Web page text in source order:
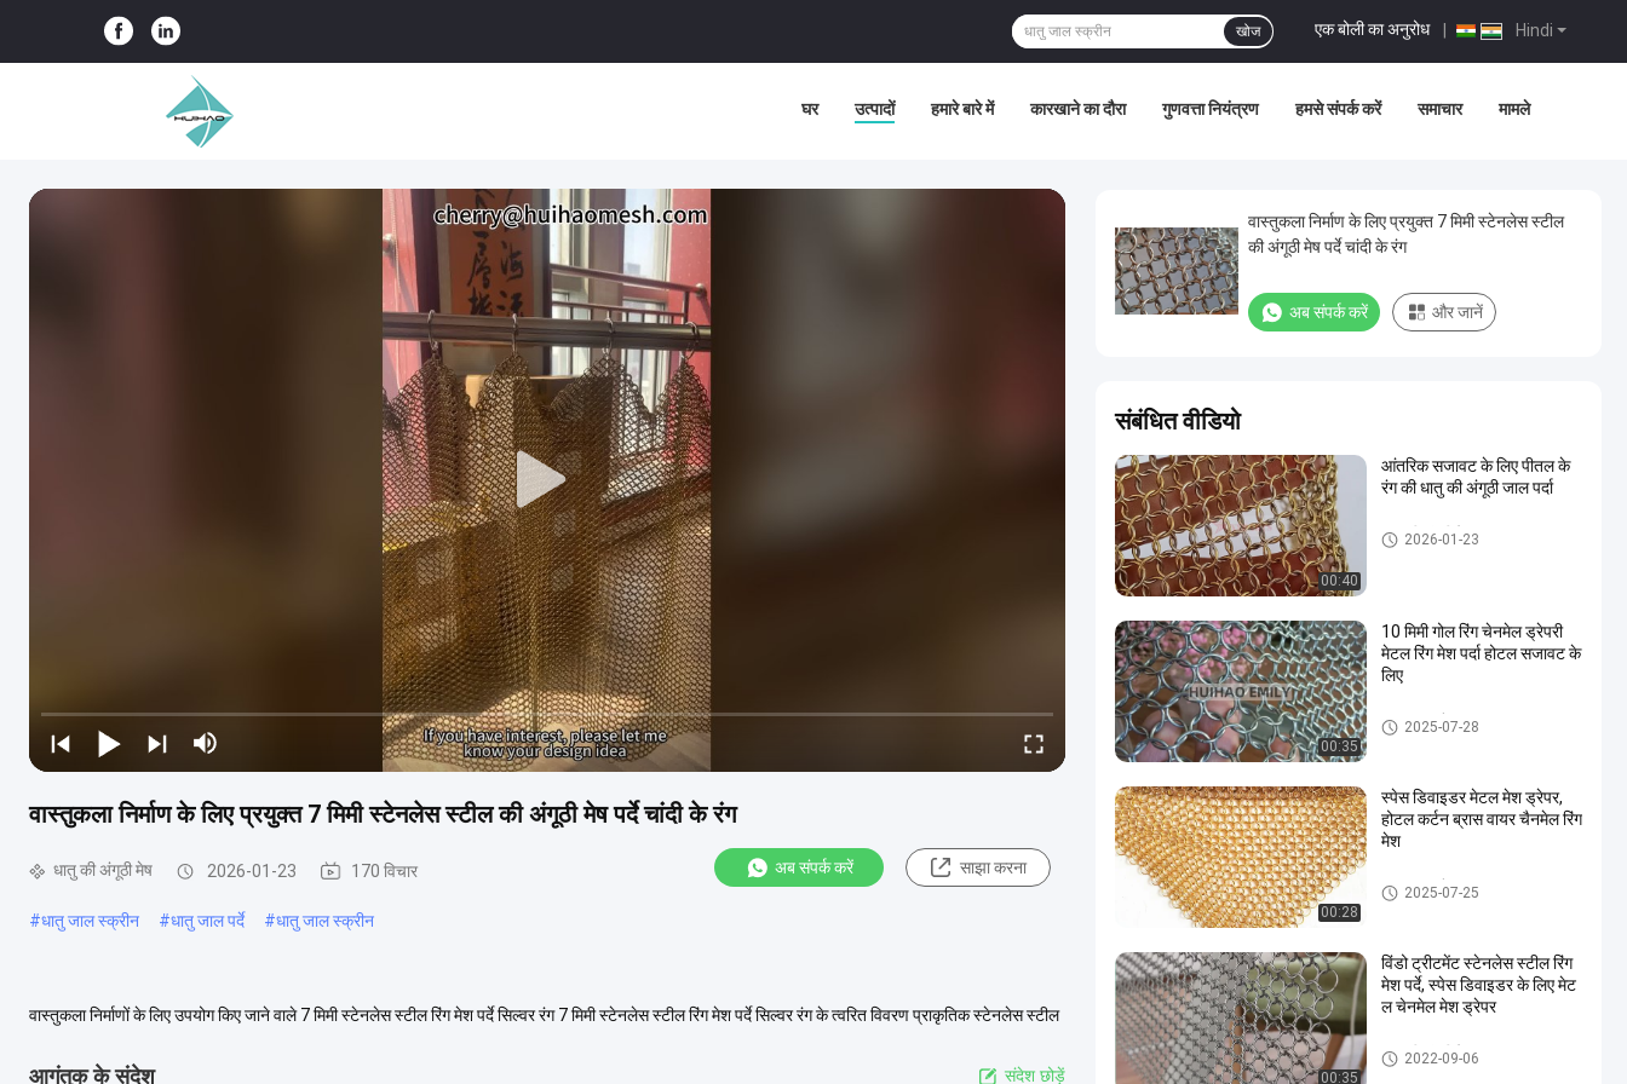
Hindi
एक बोली का अनुरोध
खोज
घर उत्पादों हमारे बारे में कारखाने का दौरा गुणवत्ता नियंत्रण हमसे संपर्क करें समाचार मामले
वास्तुकला निर्माण के लिए प्रयुक्त 7 मिमी स्टेनलेस स्टील की अंगूठी मेष पर्दे चांदी के रंग
धातु की अंगूठी मेष 2026-01-23 170 विचार अब संपर्क करें साझा करना
#धातु जाल स्क्रीन #धातु जाल पर्दे #धातु जाल स्क्रीन
वास्तुकला निर्माणों के लिए उपयोग किए जाने वाले 7 मिमी स्टेनलेस स्टील रिंग मेश पर्दे सिल्वर रंग 7 मिमी स्टेनलेस स्टील रिंग मेश पर्दे सिल्वर रंग के त्वरित विवरण प्राकृतिक स्टेनलेस स्टील
आगंतुक के संदेश संदेश छोड़ें
वास्तुकला निर्माण के लिए प्रयुक्त 7 मिमी स्टेनलेस स्टील
की अंगूठी मेष पर्दे चांदी के रंग
अब संपर्क करें और जानें
संबंधित वीडियो
00:40
आंतरिक सजावट के लिए पीतल के
रंग की धातु की अंगूठी जाल पर्दा
धातु की अंगूठी मेष
2026-01-23
00:35
10 मिमी गोल रिंग चेनमेल ड्रेपरी
मेटल रिंग मेश पर्दा होटल सजावट के
लिए
धातु जाल ड्रैपर
2025-07-28
00:28
स्पेस डिवाइडर मेटल मेश ड्रेपर,
होटल कर्टन ब्रास वायर चैनमेल रिंग
मेश
धातु जाल ड्रैपर
2025-07-25
00:35
विंडो ट्रीटमेंट स्टेनलेस स्टील रिंग
मेश पर्दे, स्पेस डिवाइडर के लिए मेट
ल चेनमेल मेश ड्रेपर
धातु की अंगूठी मेष
2022-09-06